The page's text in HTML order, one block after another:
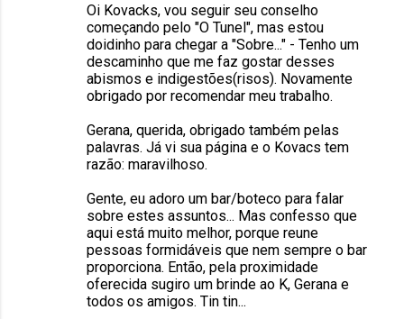
Oi Kovacks, vou seguir seu conselho
começando pelo "O Tunel", mas estou
doidinho para chegar a "Sobre..." - Tenho um
descaminho que me faz gostar desses
abismos e indigestões(risos). Novamente
obrigado por recomendar meu trabalho.
Gerana, querida, obrigado também pelas
palavras. Já vi sua página e o Kovacs tem
razão: maravilhoso.
Gente, eu adoro um bar/boteco para falar
sobre estes assuntos... Mas confesso que
aqui está muito melhor, porque reune
pessoas formidáveis que nem sempre o bar
proporciona. Então, pela proximidade
oferecida sugiro um brinde ao K, Gerana e
todos os amigos. Tin tin...